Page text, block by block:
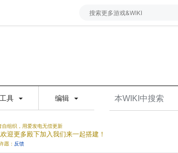
工具 编辑
组织，用爱发电无偿更新
迎更多殿下加入我们来一起搭建！
愿： 反馈